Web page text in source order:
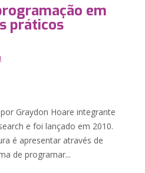
em
práticos
Graydon Hoare integrante
e foi lançado em 2010.
é apresentar através de
de programar...